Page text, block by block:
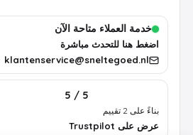
خدمة العملاء متاحة الآن
اضغط هنا للتحدث مباشرة
klantenservice@sneltegoed.nl
5 / 5
بناءً على 2 تقييم
عرض على Trustpilot